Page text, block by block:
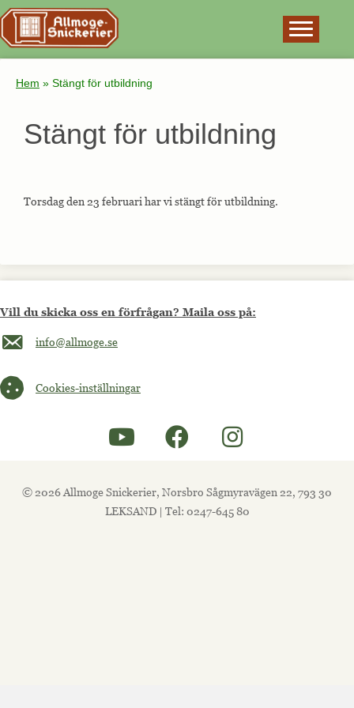
Hem » Stängt för utbildning
Stängt för utbildning
Torsdag den 23 februari har vi stängt för utbildning.
Vill du skicka oss en förfrågan? Maila oss på:
Maila oss på info@allmoge.se
info@allmoge.se
Cookies-inställningar
Cookies-inställningar
© 2026 Allmoge Snickerier, Norsbro Sågmyravägen 22, 793 30
LEKSAND | Tel: 0247-645 80